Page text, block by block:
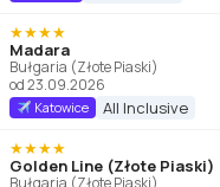
★★★★
Madara
Bułgaria (Złote Piaski)
od 23.09.2026
Katowice All Inclusive
★★★★
Golden Line (Złote Piaski)
Bułgaria (Złote Piaski)